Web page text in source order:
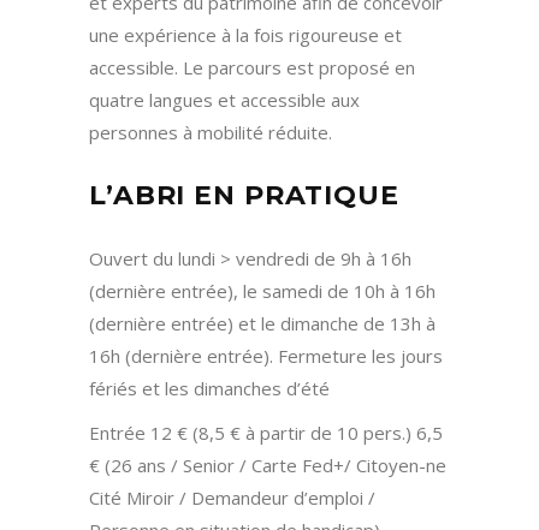
une expérience à la fois rigoureuse et
accessible. Le parcours est proposé en
quatre langues et accessible aux
personnes à mobilité réduite.
L’ABRI EN PRATIQUE
Ouvert du lundi > vendredi de 9h à 16h
(dernière entrée), le samedi de 10h à 16h
(dernière entrée) et le dimanche de 13h à
16h (dernière entrée). Fermeture les jours
fériés et les dimanches d’été
Entrée 12 € (8,5 € à partir de 10 pers.) 6,5
€ (26 ans / Senior / Carte Fed+/ Citoyen-ne
Cité Miroir / Demandeur d’emploi /